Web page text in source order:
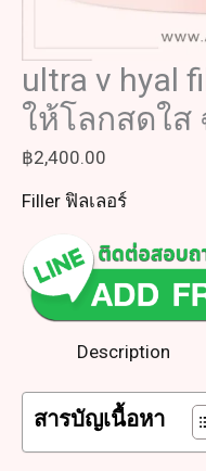
ultra v hyal
ให้โลกสดใส
฿2,400.00
Filler ฟิลเลอร์
Description
สารบัญเนื้อหา